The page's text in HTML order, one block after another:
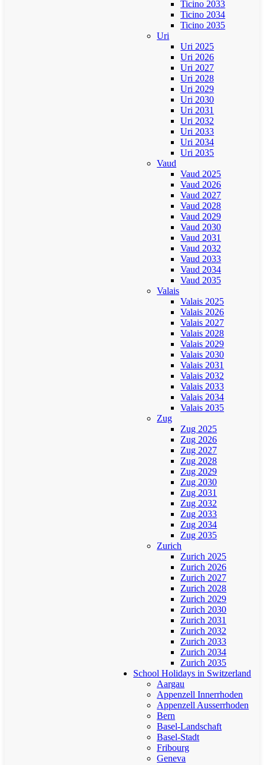
Ticino 2033
Ticino 2034
Ticino 2035
Uri
Uri 2025
Uri 2026
Uri 2027
Uri 2028
Uri 2029
Uri 2030
Uri 2031
Uri 2032
Uri 2033
Uri 2034
Uri 2035
Vaud
Vaud 2025
Vaud 2026
Vaud 2027
Vaud 2028
Vaud 2029
Vaud 2030
Vaud 2031
Vaud 2032
Vaud 2033
Vaud 2034
Vaud 2035
Valais
Valais 2025
Valais 2026
Valais 2027
Valais 2028
Valais 2029
Valais 2030
Valais 2031
Valais 2032
Valais 2033
Valais 2034
Valais 2035
Zug
Zug 2025
Zug 2026
Zug 2027
Zug 2028
Zug 2029
Zug 2030
Zug 2031
Zug 2032
Zug 2033
Zug 2034
Zug 2035
Zurich
Zurich 2025
Zurich 2026
Zurich 2027
Zurich 2028
Zurich 2029
Zurich 2030
Zurich 2031
Zurich 2032
Zurich 2033
Zurich 2034
Zurich 2035
School Holidays in Switzerland
Aargau
Appenzell Innerrhoden
Appenzell Ausserrhoden
Bern
Basel-Landschaft
Basel-Stadt
Fribourg
Geneva